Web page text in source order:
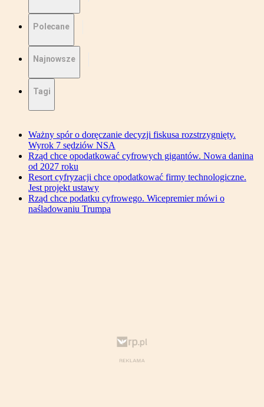
Polecane
Najnowsze
Tagi
Ważny spór o doręczanie decyzji fiskusa rozstrzygnięty.
Wyrok 7 sędziów NSA
Rząd chce opodatkować cyfrowych gigantów. Nowa danina
od 2027 roku
Resort cyfryzacji chce opodatkować firmy technologiczne.
Jest projekt ustawy
Rząd chce podatku cyfrowego. Wicepremier mówi o
naśladowaniu Trumpa